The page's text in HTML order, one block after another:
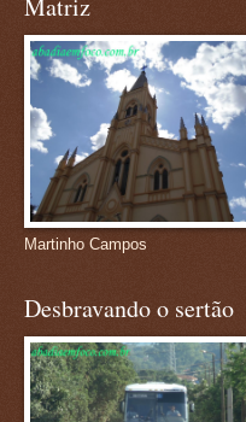
Matriz
Martinho Campos
Desbravando o sertão